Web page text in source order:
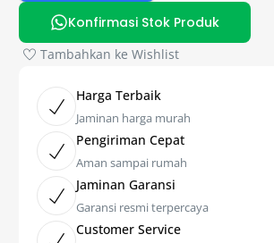
Konfirmasi Stok Produk
Tambahkan ke Wishlist
Harga Terbaik
Jaminan harga murah
Pengiriman Cepat
Aman sampai rumah
Jaminan Garansi
Garansi resmi terpercaya
Customer Service